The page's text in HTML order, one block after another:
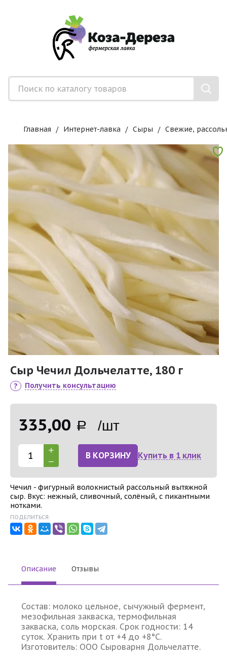
Главная Интернет-лавка Сыры Свежие,
Сыр Чечил Дольчелатте, 180 г
Получить консультацию
335,00 Р /шт
В КОРЗИНУ Купить в 1 клик
Чечил - фигурный волокнистый рассольный вытяжной
сыр. Вкус: нежный, сливочный, солёный, с пикантными
нотками.
ПОДЕЛИТЬСЯ:
Описание Отзывы
Состав: молоко цельное, сычужный фермент,
мезофильная закваска, термофильная
закваска, соль морская. Срок годности: 14
суток. Хранить при t от +4 до +8°С.
Изготовитель: ООО Сыроварня Дольчелатте.